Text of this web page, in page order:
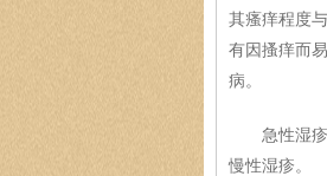
其瘙痒程度
有因搔痒而
病。
急性湿疹
慢性湿疹。